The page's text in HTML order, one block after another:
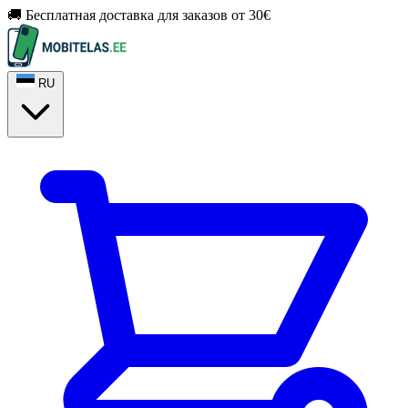
🚚 Бесплатная доставка для заказов от 30€
RU